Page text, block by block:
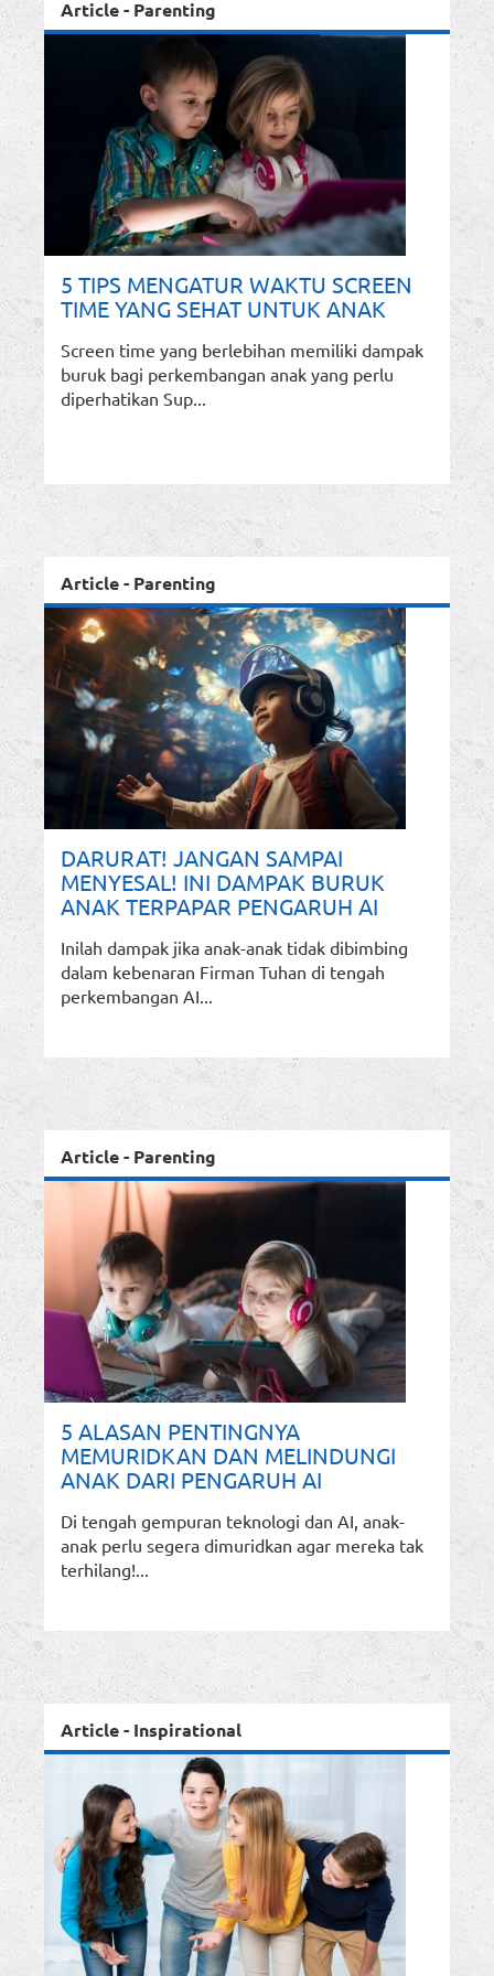
Article - Parenting
5 TIPS MENGATUR WAKTU SCREEN
TIME YANG SEHAT UNTUK ANAK
Screen time yang berlebihan memiliki dampak
buruk bagi perkembangan anak yang perlu
diperhatikan Sup...
Article - Parenting
DARURAT! JANGAN SAMPAI
MENYESAL! INI DAMPAK BURUK
ANAK TERPAPAR PENGARUH AI
Inilah dampak jika anak-anak tidak dibimbing
dalam kebenaran Firman Tuhan di tengah
perkembangan AI...
Article - Parenting
5 ALASAN PENTINGNYA
MEMURIDKAN DAN MELINDUNGI
ANAK DARI PENGARUH AI
Di tengah gempuran teknologi dan AI, anak-
anak perlu segera dimuridkan agar mereka tak
terhilang!...
Article - Inspirational